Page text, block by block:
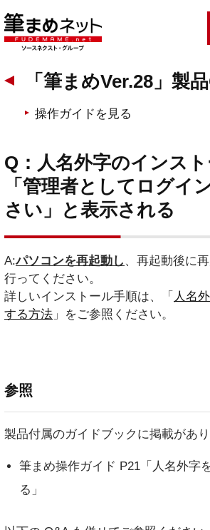
「筆まめVer.28」製
操作ガイドを見る
Q：人名外字のインスト
「管理者としてログイ
さい」と表示される
A:パソコンを再起動し 、再起動後に
行ってください。
詳しいインストール手順は、「 人名
する方法 」をご参照ください。
参照
製品付属のガイドブックに掲載があり
筆まめ操作ガイド P21「人名外字
る」